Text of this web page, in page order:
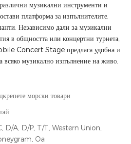
музикални инструменти и
платформа за изпълнителите,
Независимо дали за музикални
в общността или концертни турнета,
Concert Stage предлага удобна и
всяко музикално изпълнение на живо.
морски товари
D/A, D/P, T/T, Western Union,
Oa